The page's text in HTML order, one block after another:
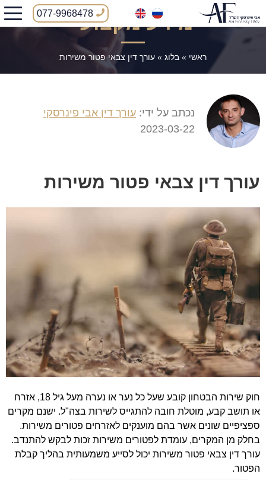
077-9968478מידע מקצועי
ראשי » בלוג » עורך דין צבאי פטור משירות
נכתב על ידי: עורך דין אבי פינרסקי
2023-03-22
עורך דין צבאי פטור משירות
חוק שירות הבטחון קובע שעל כל נער או נערה מעל גיל 18, אזרח
או תושב קבע, מוטלת חובה להתגייס לשירות בצה"ל. ישנם מקרים
ספציפיים שונים אשר בהם מוענקים לאזרחים פטורים משירות.
בחלק מן המקרים, עומדת לפטורים משירות זכות לבקש להתנדב.
עורך דין צבאי פטור משירות יכול לסייע משמעותית בהליך קבלת
הפטור.